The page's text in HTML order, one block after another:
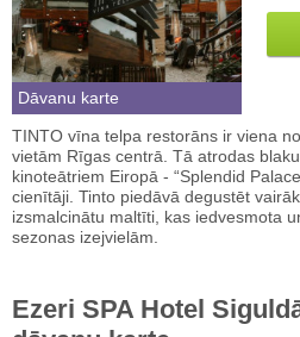
Dāvanu karte
TINTO vīna telpa restorāns ir viena
vietām Rīgas centrā. Tā atrodas
kinoteātriem Eiropā - “Splendid
cienītāji. Tinto piedāvā degustēt
izsmalcinātu maltīti, kas iedvesmota
sezonas izejvielām.
Ezeri SPA Hotel